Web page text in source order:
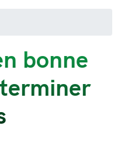
bonne